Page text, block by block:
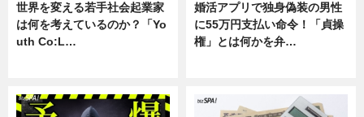
世界を変える若手社会起業家
は何を考えているのか？「Yo
uth Co:L…
婚活アプリで独身偽装の男性
に55万円支払い命令！「貞操
権」とは何かを弁…